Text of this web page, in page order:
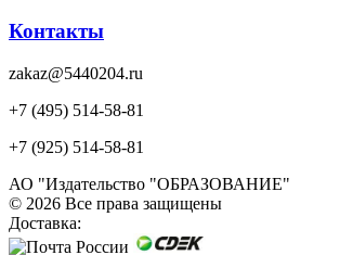
Контакты
zakaz@5440204.ru
+7 (495) 514-58-81
+7 (925) 514-58-81
АО "Издательство "ОБРАЗОВАНИЕ"
© 2026 Все права защищены
Доставка: